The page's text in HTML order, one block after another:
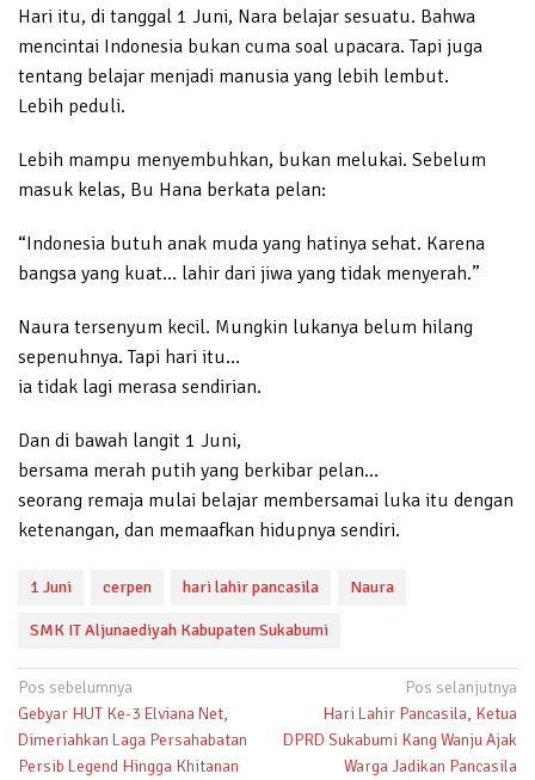
Hari itu, di tanggal 1 Juni, Nara belajar sesuatu. Bahwa
mencintai Indonesia bukan cuma soal upacara. Tapi juga
tentang belajar menjadi manusia yang lebih lembut.
Lebih peduli.
Lebih mampu menyembuhkan, bukan melukai. Sebelum
masuk kelas, Bu Hana berkata pelan:
“Indonesia butuh anak muda yang hatinya sehat. Karena
bangsa yang kuat… lahir dari jiwa yang tidak menyerah.”
Naura tersenyum kecil. Mungkin lukanya belum hilang
sepenuhnya. Tapi hari itu…
ia tidak lagi merasa sendirian.
Dan di bawah langit 1 Juni,
bersama merah putih yang berkibar pelan…
seorang remaja mulai belajar membersamai luka itu dengan
ketenangan, dan memaafkan hidupnya sendiri.
1 Juni cerpen hari lahir pancasila Naura
SMK IT Aljunaediyah Kabupaten Sukabumi
Navigasi
pos
Pos sebelumnya
Gebyar HUT Ke-3 Elviana Net,
Dimeriahkan Laga Persahabatan
Persib Legend Hingga Khitanan
Pos selanjutnya
Hari Lahir Pancasila, Ketua
DPRD Sukabumi Kang Wanju Ajak
Warga Jadikan Pancasila